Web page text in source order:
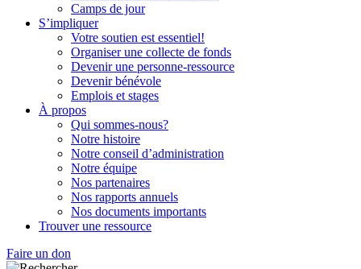
Camps de jour
S’impliquer
Votre soutien est essentiel!
Organiser une collecte de fonds
Devenir une personne-ressource
Devenir bénévole
Emplois et stages
À propos
Qui sommes-nous?
Notre histoire
Notre conseil d’administration
Notre équipe
Nos partenaires
Nos rapports annuels
Nos documents importants
Trouver une ressource
Faire un don